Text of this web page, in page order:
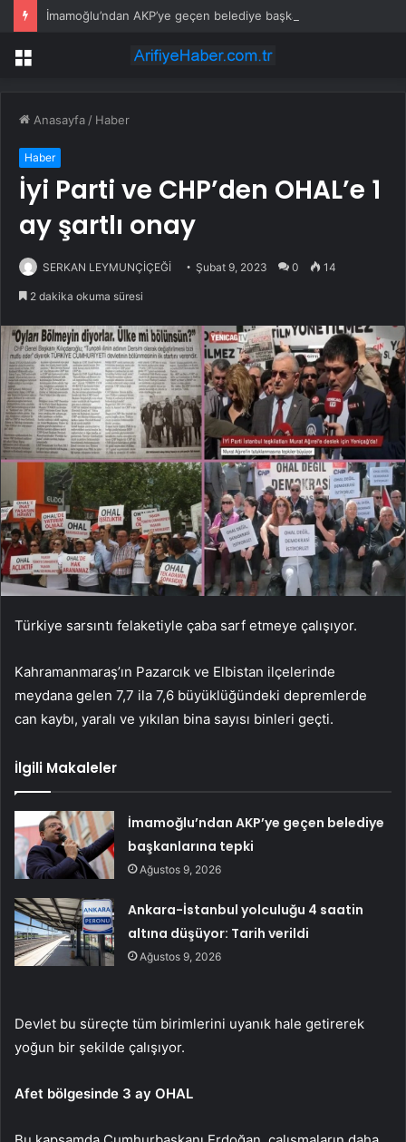
İmamoğlu’ndan AKP’ye geçen belediye başkanlarına tepki
Menü
Anasayfa / Haber
Haber
İyi Parti ve CHP’den OHAL’e 1
ay şartlı onay
SERKAN LEYMUNÇİÇEĞİ Şubat 9, 2023 0 14
2 dakika okuma süresi
Türkiye sarsıntı felaketiyle çaba sarf etmeye çalışıyor.
Kahramanmaraş’ın Pazarcık ve Elbistan ilçelerinde
meydana gelen 7,7 ila 7,6 büyüklüğündeki depremlerde
can kaybı, yaralı ve yıkılan bina sayısı binleri geçti.
İlgili Makaleler
İmamoğlu’ndan AKP’ye geçen belediye
başkanlarına tepki
Ağustos 9, 2026
Ankara-İstanbul yolculuğu 4 saatin
altına düşüyor: Tarih verildi
Ağustos 9, 2026
Devlet bu süreçte tüm birimlerini uyanık hale getirerek
yoğun bir şekilde çalışıyor.
Afet bölgesinde 3 ay OHAL